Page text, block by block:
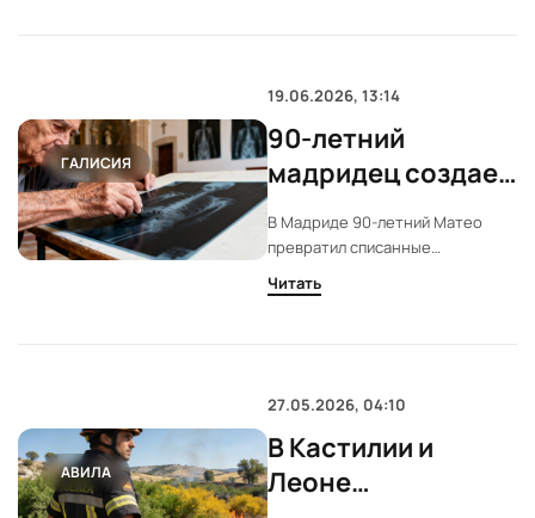
ГАЛИСИЯ
19.06.2026, 13:14
90-летний
мадридец создает
уникальные
картины из
рентгеновских
В Мадриде 90-летний Матео
превратил списанные
рентгеновские снимки в
искусство. За 50 лет он создал
выставка открыта до 26 июня.
Читать
АВИЛА
27.05.2026, 04:10
В Кастилии и
Леоне